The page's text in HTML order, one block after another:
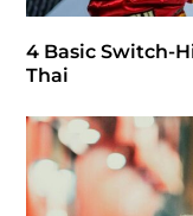
4 Basic Switch-
Thai